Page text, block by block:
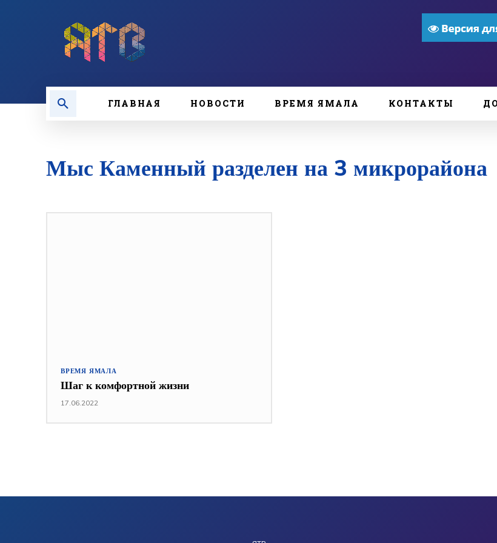
ГЛАВНАЯ НОВОСТИ ВРЕМЯ ЯМАЛА КОНТАКТЫ
Мыс Каменный разделен на 3 микрорайона
ВРЕМЯ ЯМАЛА
Шаг к комфортной жизни
17.06.2022